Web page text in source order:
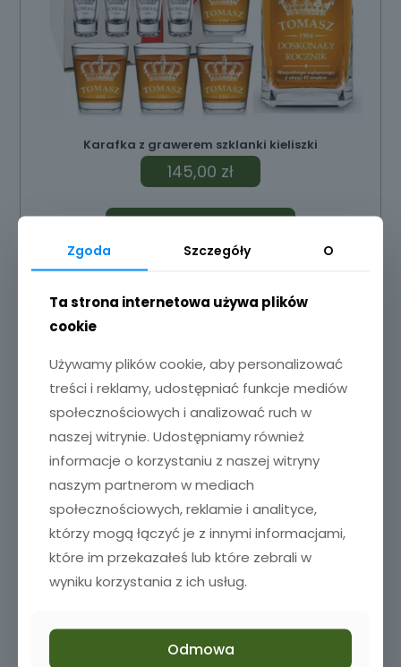
Karafka z grawerem szklanki kieliszki
145,00 zł
Zgoda Szczegóły O
Ta strona internetowa używa plików
cookie
Używamy plików cookie, aby personalizować
treści i reklamy, udostępniać funkcje mediów
społecznościowych i analizować ruch w
naszej witrynie. Udostępniamy również
informacje o korzystaniu z naszej witryny
naszym partnerom w mediach
społecznościowych, reklamie i analityce,
którzy mogą łączyć je z innymi informacjami,
które im przekazałeś lub które zebrali w
wyniku korzystania z ich usług.
Odmowa